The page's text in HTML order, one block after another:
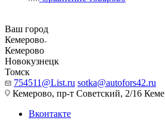
Ваш город
Кемерово
Кемерово
Новокузнецк
Томск
754511@List.ru sotka@autofors42.ru
Кемерово, пр-т Советский, 2/16
Вконтакте